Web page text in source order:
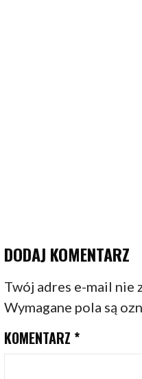
DODAJ KOMENTARZ
Twój adres e-mail nie
Wymagane pola są
KOMENTARZ *